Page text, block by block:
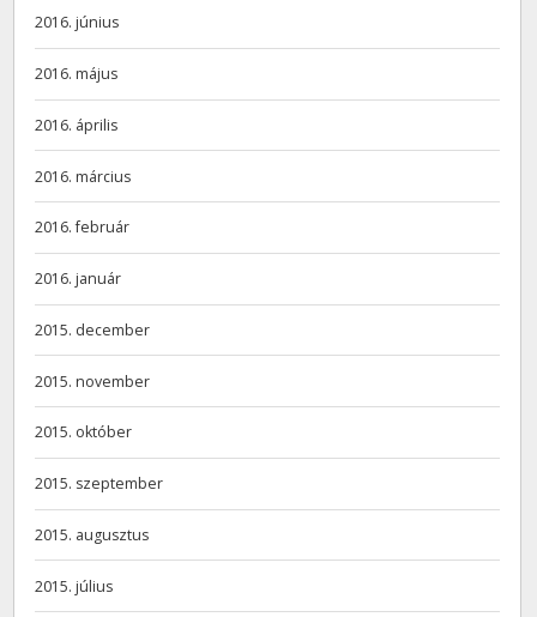
2016. június
2016. május
2016. április
2016. március
2016. február
2016. január
2015. december
2015. november
2015. október
2015. szeptember
2015. augusztus
2015. július